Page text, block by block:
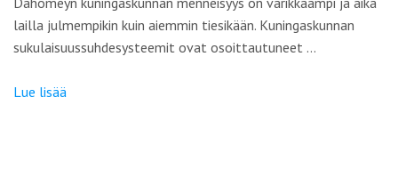
lailla julmempikin kuin aiemmin tiesikään. Kuningaskunnan
sukulaisuussuhdesysteemit ovat osoittautuneet …
Lue lisää